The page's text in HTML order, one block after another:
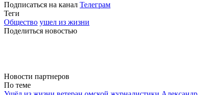
Подписаться на канал Телеграм
Теги
Общество ушел из жизни
Поделиться новостью
Новости партнеров
По теме